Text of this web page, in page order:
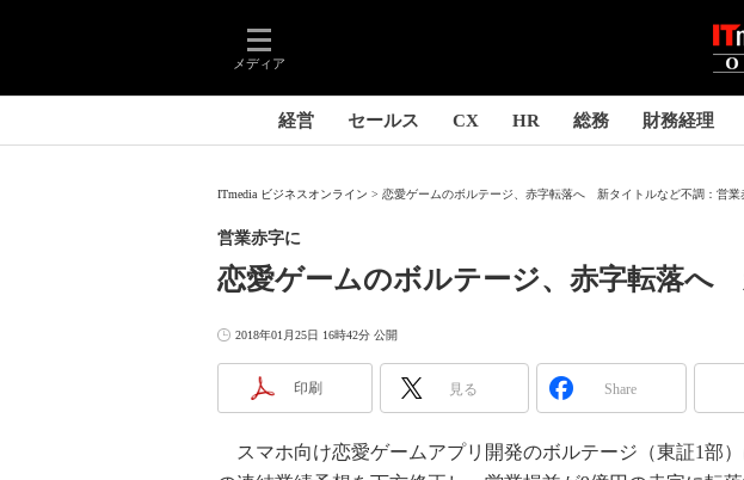
メディア
経営 セールス CX HR 総務 財務経理
ITmedia ビジネスオンライン 恋愛ゲームのボルテージ、赤字転落へ 新タイトルなど不調：営業
恋愛ゲームのボルテージ、赤字転落へ
営業赤字に
2018年01月25日 16時42分 公開
印刷 見る Share
スマホ向け恋愛ゲームアプリ開発のボルテージ（東証1部）